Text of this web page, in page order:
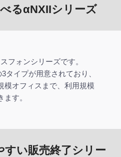
るαNXIIシリーズ
フォンシリーズです。
タイプが用意されており、
模オフィスまで、利用規模
す。
すい販売終了シリー